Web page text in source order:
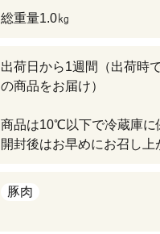
総重量1.0㎏
出荷日から1週間（出荷時
の商品をお届け）
商品は10℃以下で冷蔵庫に
開封後はお早めにお召し上
豚肉